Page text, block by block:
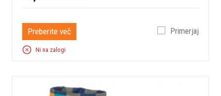
Preberite več Primerjaj
Ni na zalogi